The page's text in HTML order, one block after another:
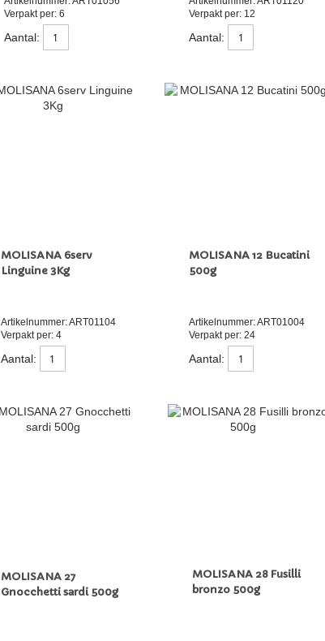
Verpakt per: 6
Aantal:
Verpakt per: 12
Aantal:
MOLISANA 6serv
Linguine 3Kg
Artikelnummer: ART01104
Verpakt per: 4
Aantal:
MOLISANA 12 Bucatini
500g
Artikelnummer: ART01004
Verpakt per: 24
Aantal:
MOLISANA 27
Gnocchetti sardi 500g
MOLISANA 28 Fusilli
bronzo 500g